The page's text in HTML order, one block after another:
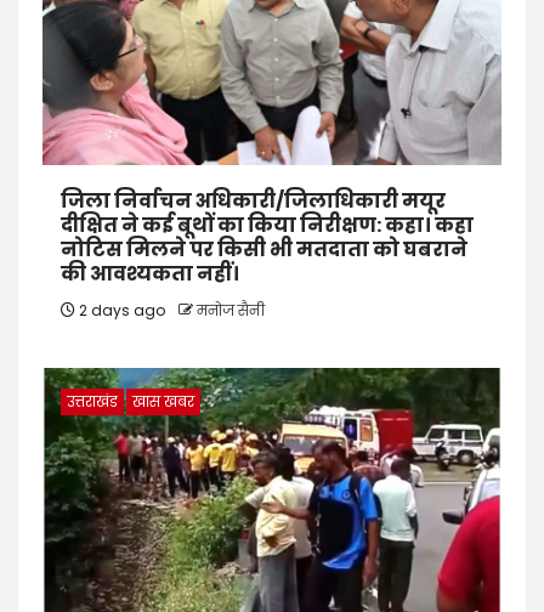
जिला निर्वाचन अधिकारी/जिलाधिकारी मयूर
दीक्षित ने कई बूथों का किया निरीक्षण: कहा। कहा
नोटिस मिलने पर किसी भी मतदाता को घबराने
की आवश्यकता नहीं।
2 days ago मनोज सैनी
उत्तराखंड खास खबर